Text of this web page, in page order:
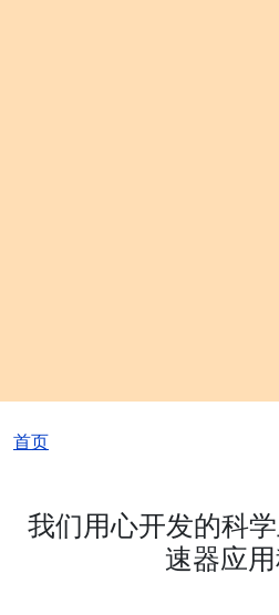
面包屑
首页
我们用心开发的科
速器应